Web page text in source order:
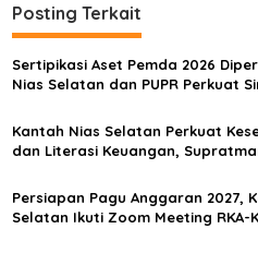
Posting Terkait
Sertipikasi Aset Pemda 2026
Nias Selatan dan PUPR Perkuat
Kantah Nias Selatan Perkuat
dan Literasi Keuangan,
Persiapan Pagu Anggaran 2027,
Selatan Ikuti Zoom Meeting RKA-